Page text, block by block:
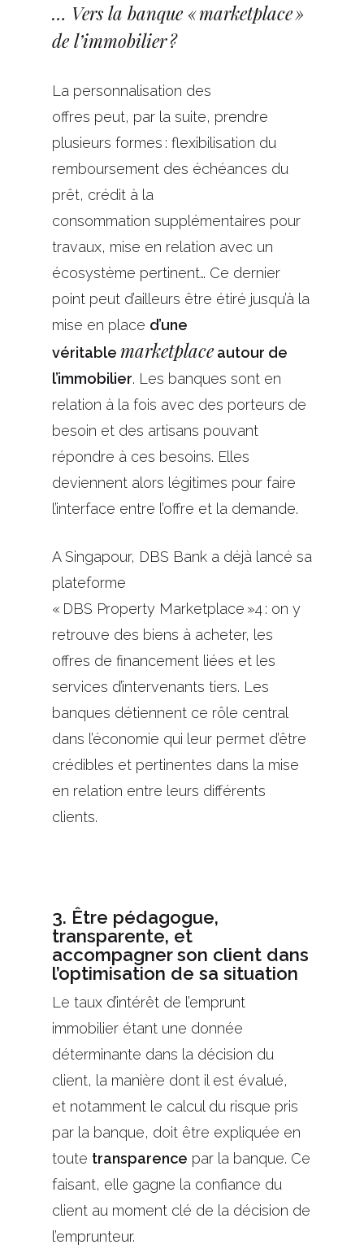
… Vers la banque « marketplace »
de l’immobilier ?
La personnalisation des
offres peut, par la suite, prendre
plusieurs formes : flexibilisation du
remboursement des échéances du
prêt, crédit à la
consommation supplémentaires pour
travaux, mise en relation avec un
écosystème pertinent… Ce dernier
point peut d’ailleurs être étiré jusqu’à la
mise en place d’une
véritable marketplaceautour de
l’immobilier. Les banques sont en
relation à la fois avec des porteurs de
besoin et des artisans pouvant
répondre à ces besoins. Elles
deviennent alors légitimes pour faire
l’interface entre l’offre et la demande.
A Singapour, DBS Bank a déjà lancé sa
plateforme
« DBS Property Marketplace »4: on y
retrouve des biens à acheter, les
offres de financement liées et les
services d’intervenants tiers. Les
banques détiennent ce rôle central
dans l’économie qui leur permet d’être
crédibles et pertinentes dans la mise
en relation entre leurs différents
clients.
3. Être pédagogue,
transparente, et
accompagner son client dans
l’optimisation de sa situation
Le taux d’intérêt de l’emprunt
immobilier étant une donnée
déterminante dans la décision du
client, la manière dont il est évalué,
et notamment le calcul du risque pris
par la banque, doit être expliquée en
toute transparence par la banque. Ce
faisant, elle gagne la confiance du
client au moment clé de la décision de
l’emprunteur.